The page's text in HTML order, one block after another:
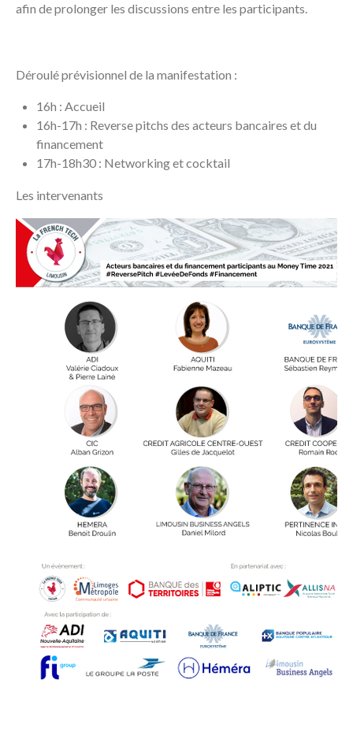
afin de prolonger les discussions entre les participants.
Déroulé prévisionnel de la manifestation :
16h : Accueil
16h-17h : Reverse pitchs des acteurs bancaires et du
financement
17h-18h30 : Networking et cocktail
Les intervenants